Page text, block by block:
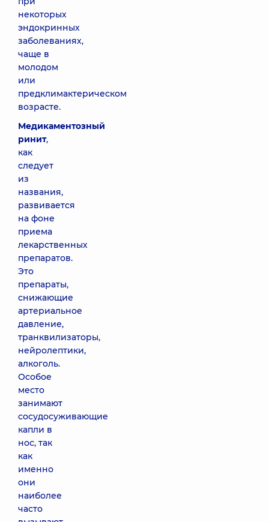
некоторых
эндокринных
заболеваниях,
чаще в
молодом
или
предклимактерическом
возрасте.
Медикаментозный
ринит,
как
следует
из
названия,
развивается
на фоне
приема
лекарственных
препаратов.
Это
препараты,
снижающие
артериальное
давление,
транквилизаторы,
нейролептики,
алкоголь.
Особое
место
занимают
сосудосуживающие
капли в
нос, так
как
именно
они
наиболее
часто